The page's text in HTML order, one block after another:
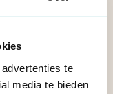
te
media te bieden